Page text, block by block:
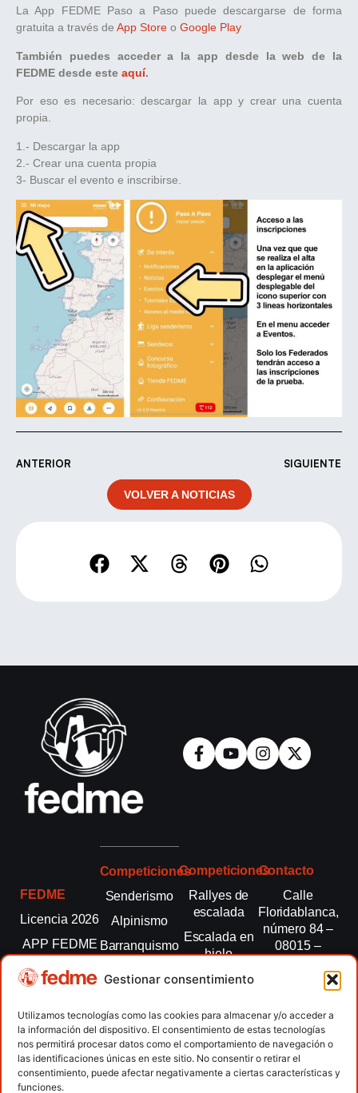
Gestionar consentimiento
Utilizamos tecnologías como las cookies para almacenar y/o acceder a
la información del dispositivo. El consentimiento de estas tecnologías
nos permitirá procesar datos como el comportamiento de navegación o
las identificaciones únicas en este sitio. No consentir o retirar el
consentimiento, puede afectar negativamente a ciertas características y
funciones.
La App FEDME Paso a Paso puede descargarse de forma
gratuita a través de App Store o Google Play
También puedes acceder a la app desde la web de la
FEDME desde este aquí.
Por eso es necesario: descargar la app y crear una cuenta
propia.
1.- Descargar la app
2.- Crear una cuenta propia
3- Buscar el evento e inscribirse.
ANTERIOR SIGUIENTE
VOLVER A NOTICIAS
FEDME
Licencia 2026
APP FEDME
Transparencia
autonómicas
Clubes
Contacto
Competiciones
Senderismo
Alpinismo
Barranquismo
montaña
Escalada
Escalada
paralimpica
Competiciones
Rallyes de
escalada
Escalada en
hielo
Esquí de
Marcha
Nórdica
Raquetas de
nieve
Contacto
Calle
Floridablanca,
número 84 –
08015 –
fedme@fedme.es
934 264 267